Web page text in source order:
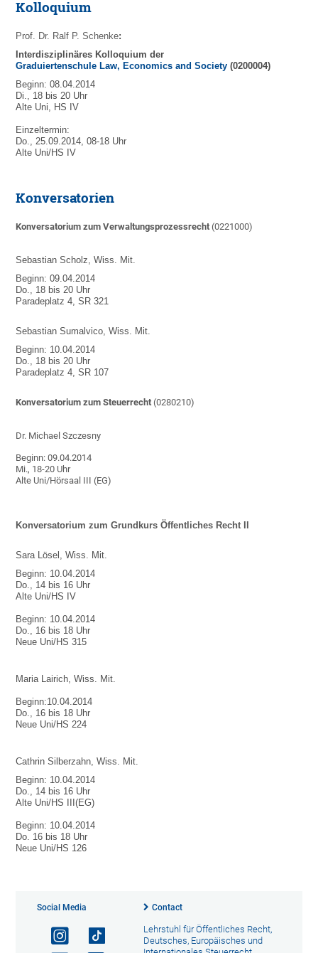
Kolloquium
Prof. Dr. Ralf P. Schenke:
Interdisziplinäres Kolloquium der
Graduiertenschule Law, Economics and Society (0200004)
Beginn: 08.04.2014
Di., 18 bis 20 Uhr
Alte Uni, HS IV
Einzeltermin:
Do., 25.09.2014, 08-18 Uhr
Alte Uni/HS IV
Konversatorien
Konversatorium zum Verwaltungsprozessrecht (0221000)
Sebastian Scholz, Wiss. Mit.
Beginn: 09.04.2014
Do., 18 bis 20 Uhr
Paradeplatz 4, SR 321
Sebastian Sumalvico, Wiss. Mit.
Beginn: 10.04.2014
Do., 18 bis 20 Uhr
Paradeplatz 4, SR 107
Konversatorium zum Steuerrecht (0280210)
Dr. Michael Szczesny
Beginn: 09.04.2014
Mi., 18-20 Uhr
Alte Uni/Hörsaal III (EG)
Konversatorium zum Grundkurs Öffentliches Recht II
Sara Lösel, Wiss. Mit.
Beginn: 10.04.2014
Do., 14 bis 16 Uhr
Alte Uni/HS IV
Beginn: 10.04.2014
Do., 16 bis 18 Uhr
Neue Uni/HS 315
Maria Lairich, Wiss. Mit.
Beginn:10.04.2014
Do., 16 bis 18 Uhr
Neue Uni/HS 224
Cathrin Silberzahn, Wiss. Mit.
Beginn: 10.04.2014
Do., 14 bis 16 Uhr
Alte Uni/HS III(EG)
Beginn: 10.04.2014
Do. 16 bis 18 Uhr
Neue Uni/HS 126
Social Media Contact
Lehrstuhl für Öffentliches Recht,
Deutsches, Europäisches und